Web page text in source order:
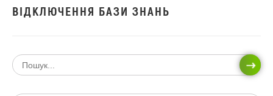
ВІДКЛЮЧЕННЯ БАЗИ ЗНАНЬ